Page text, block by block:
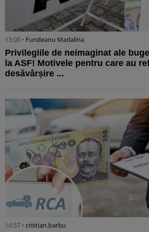
13:08 • Fundeanu Madalina
Privilegiile de neimaginat ale
la ASF! Motivele pentru care au
desăvârșire ...
16:57 • cristian.barbu